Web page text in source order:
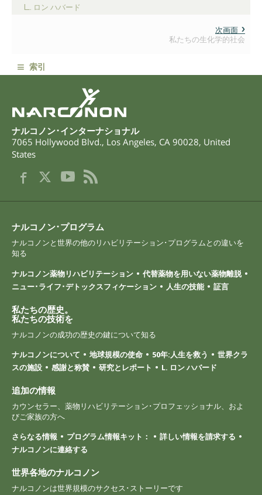
L. ロン ハバード
次画面
私たちの生化学的社会
≡ 索引
ナルコノン･インターナショナル
7065 Hollywood Blvd., Los Angeles, CA 90028, United
States
ナルコノン･プログラム
ナルコノンと世界の他のリハビリテーション･プログラムとの違いを
知る
ナルコノン薬物リハビリテーション
代替薬物を用いない薬物離脱
ニュー･ライフ･デトックスフィケーション
人生の技能 証言
私たちの歴史。
私たちの技術を
ナルコノンの成功の歴史の鍵について知る
ナルコノンについて
地球規模の使命 50年:人生を救う
世界クラ
スの施設
感謝と称賛 研究とレポート L. ロン ハバード
追加の情報
カウンセラー、薬物リハビリテーション･プロフェッショナル、およ
びご家族の方へ
さらなる情報
プログラム情報キット：
詳しい情報を請求する
ナルコノンに連絡する
世界各地のナルコノン
ナルコノンは世界規模のサクセス･ストーリーです